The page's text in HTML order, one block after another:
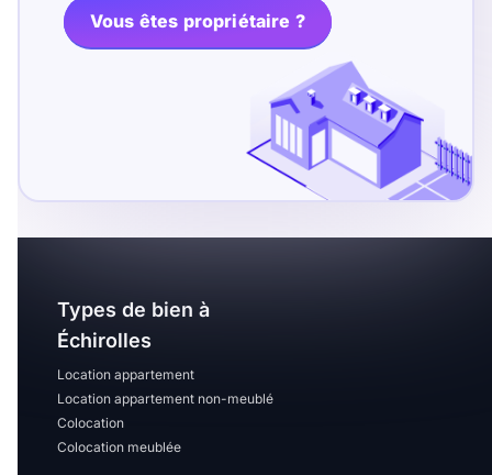
Vous êtes propriétaire ?
Types de bien à
Échirolles
Location appartement
Location appartement non-meublé
Colocation
Colocation meublée